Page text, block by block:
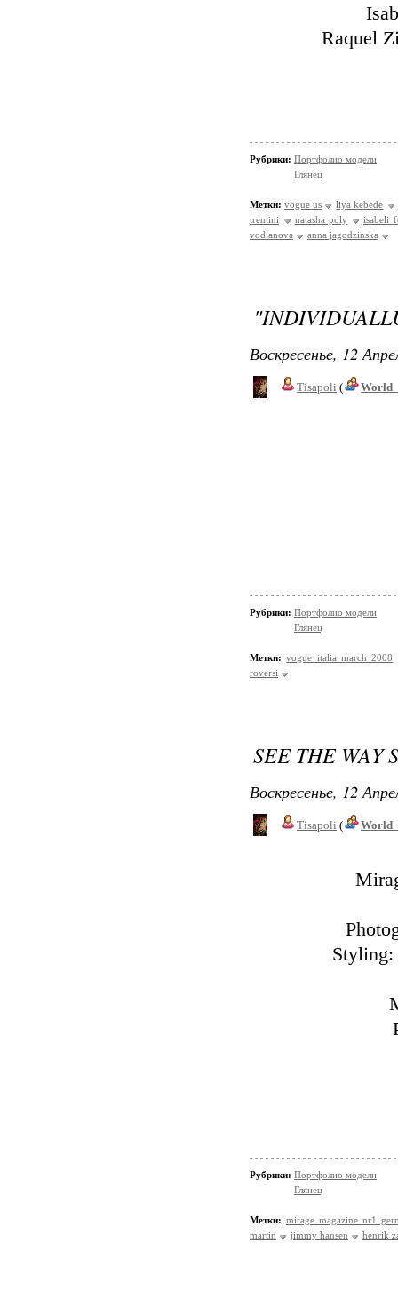
Raquel
Рубрики: Портфолио модели
Глянец
Метки: vogue us liya kebede
trentini
natasha poly
isabeli
vodianova
anna jagodzinska
Воскресенье, 12
Tisapoli (
Рубрики: Портфолио модели
Глянец
Метки: vogue italia march 2008
roversi
SEE THE WAY
Воскресенье, 12
Tisapoli (
Styling:
Рубрики: Портфолио модели
Глянец
Метки: mirage magazine nr1
martin
jimmy hansen henrik